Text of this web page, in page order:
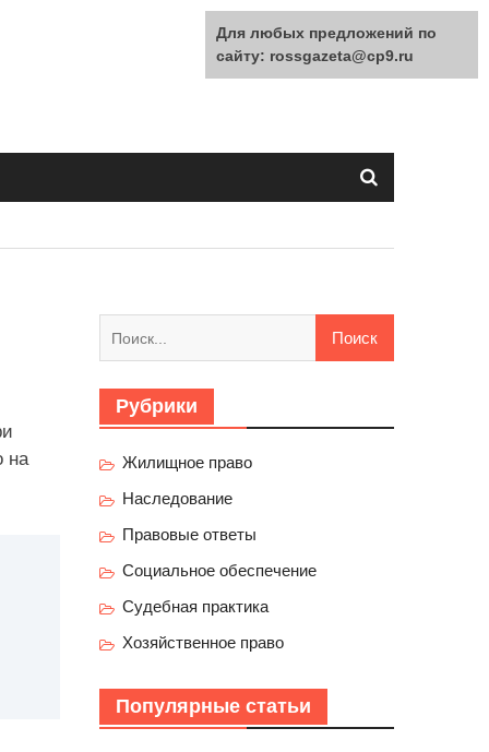
на
Рубрики
Жилищное право
Наследование
Правовые ответы
Социальное обеспечение
Судебная практика
Хозяйственное право
Популярные статьи
Для любых предложений по
сайту: rossgazeta@cp9.ru